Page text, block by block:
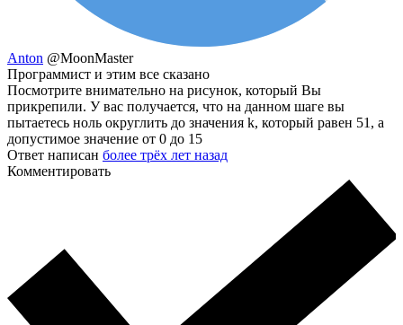
Anton @MoonMaster
Программист и этим все сказано
Посмотрите внимательно на рисунок, который Вы
прикрепили. У вас получается, что на данном шаге вы
пытаетесь ноль округлить до значения k, который равен 51, а
допустимое значение от 0 до 15
Ответ написан более трёх лет назад
Комментировать